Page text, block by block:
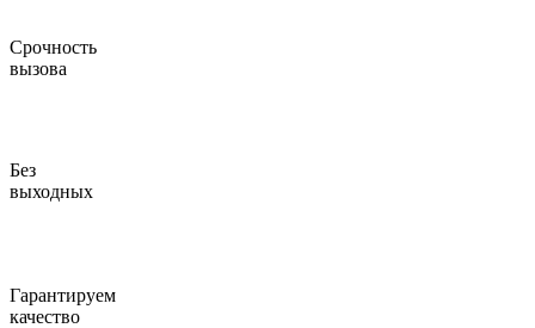
Срочность
вызова
Без
выходных
Гарантируем
качество